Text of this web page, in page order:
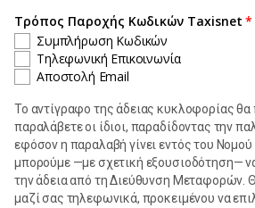
Τρόπος Παροχής Κωδικών Taxisnet
Συμπλήρωση Κωδικών
Τηλεφωνική Επικοινωνία
Αποστολή Email
Το αντίγραφο της άδειας κυκλοφορίας θα
παραλάβετε οι ίδιοι, παραδίδοντας την
εφόσον η παραλαβή γίνει εντός του
μπορούμε —με σχετική εξουσιοδότηση—
την άδεια από τη Διεύθυνση Μεταφορών.
μαζί σας τηλεφωνικά, προκειμένου να